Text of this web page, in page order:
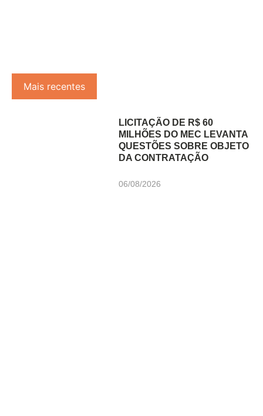
Mais recentes
LICITAÇÃO DE R$ 60
MILHÕES DO MEC LEVANTA
QUESTÕES SOBRE OBJETO
DA CONTRATAÇÃO
06/08/2026